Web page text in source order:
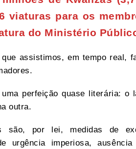
viaturas para os
do Ministério
assistimos, em tempo real,
perfeição quase literária: o
outra.
são, por lei, medidas de
urgência imperiosa,